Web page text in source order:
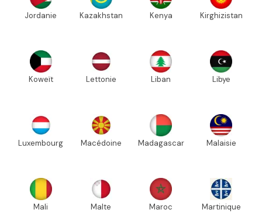
Jordanie Kazakhstan Kenya Kirghizistan
Koweït Lettonie Liban Libye
Luxembourg Macédoine Madagascar Malaisie
Mali Malte Maroc Martinique